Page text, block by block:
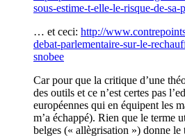
sous-estime-t-elle-le-risque-de-
… et ceci: http://
debat-parlementaire-sur-le-
snobee
Car pour que la critique d’une
des outils et ce n’est certes pas
européennes qui en équipent les
m’a échappé). Rien que le terme
belges (« allègrisation ») donne le